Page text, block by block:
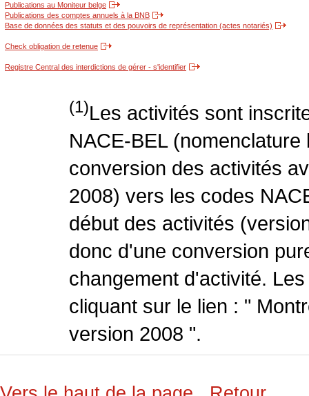
Publications au Moniteur belge
Publications des comptes annuels à la BNB
Base de données des statuts et des pouvoirs de représentation (actes notariés)
Check obligation de retenue
Registre Central des interdictions de gérer - s'identifier
(1)Les activités sont
NACE-BEL
conversion des activités
2008) vers les codes
début des activités
donc d'une conversion
changement d'activité.
cliquant sur le lien : "
version 2008 ".